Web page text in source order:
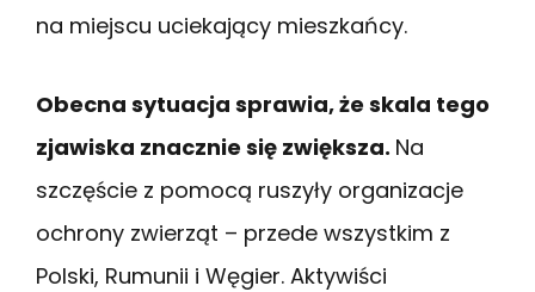
na miejscu uciekający mieszkańcy.
Obecna sytuacja sprawia, że skala tego
zjawiska znacznie się zwiększa. Na
szczęście z pomocą ruszyły organizacje
ochrony zwierząt – przede wszystkim z
Polski, Rumunii i Węgier. Aktywiści